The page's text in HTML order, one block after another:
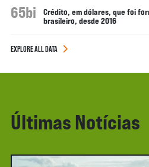
65bi
Crédito, em dólares, que foi
brasileiro, desde 2016
EXPLORE ALL DATA
Últimas Notícias